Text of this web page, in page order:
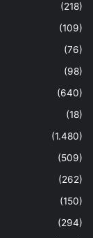
(218)
(109)
(76)
(98)
(640)
(18)
(1.480)
(509)
(262)
(150)
(294)